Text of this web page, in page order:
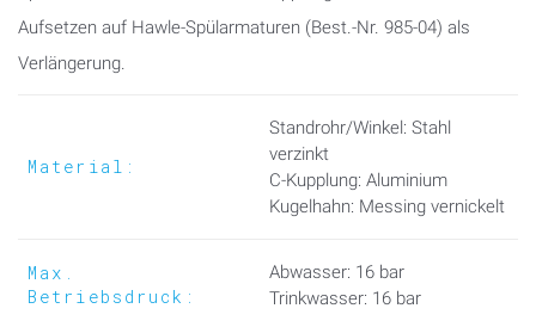
Aufsetzen auf Hawle-Spülarmaturen (Best.-Nr. 985-04) als
Verlängerung.
Material:
Standrohr/Winkel: Stahl
verzinkt
C-Kupplung: Aluminium
Kugelhahn: Messing vernickelt
Max.
Betriebsdruck:
Abwasser: 16 bar
Trinkwasser: 16 bar